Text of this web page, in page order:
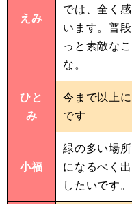
えみ
では、全く
います。普
っと素敵な
な。
ひと
み
今まで以上
です
小福
緑の多い場
になるべく
したいです。